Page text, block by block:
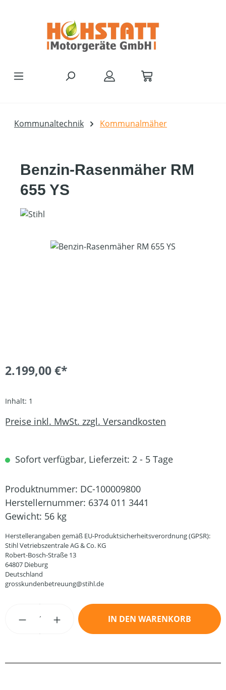
Kommunaltechnik Kommunalmäher
Benzin-Rasenmäher RM
655 YS
Bildergalerie überspringen
2.199,00 €*
Inhalt: 1
Preise inkl. MwSt. zzgl. Versandkosten
Sofort verfügbar, Lieferzeit: 2 - 5 Tage
Produktnummer: DC-100009800
Herstellernummer: 6374 011 3441
Gewicht: 56 kg
Herstellerangaben gemäß EU-Produktsicherheitsverordnung (GPSR):
Stihl Vetriebszentrale AG & Co. KG
Robert-Bosch-Straße 13
64807 Dieburg
Deutschland
grosskundenbetreuung@stihl.de
Produkt Anzahl: Gib den gewünschten
IN DEN WARENKORB